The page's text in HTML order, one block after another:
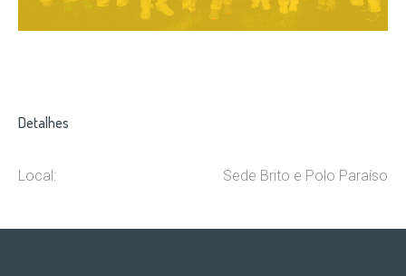
Detalhes
Local: Sede Brito e Polo Paraíso